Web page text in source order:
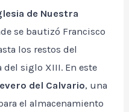
de Nuestra
se bautizó Francisco
los restos del
del siglo XIII. En este
del Calvario, una
el almacenamiento